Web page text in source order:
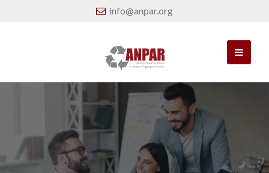
info@anpar.org